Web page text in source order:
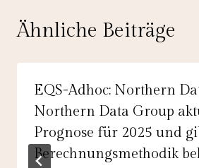
Ähnliche Beiträge
EQS-Adhoc: Northern
Northern Data Group
Prognose für 2025 und
Berechnungsmethodik